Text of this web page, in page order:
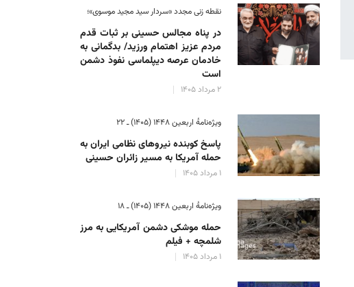
نقطه زنی مجدد «سردار سید مجید موسوی»؛
در پناه مجالس حسینی بر ثبات‌ قدم
مردم عزیز اهتمام ورزید/ بدگمانی به
خادمان عرصه دیپلماسی نفوذ دشمن
است
۲ مرداد ۱۴۰۵
ویژه‌نامهٔ اربعین ۱۴۴۸ (۱۴۰۵) ـ ۲۲
پاسخ کوبنده نیروهای نظامی ایران به
حمله آمریکا به مسیر زائران حسینی
۱ مرداد ۱۴۰۵
ویژه‌نامهٔ اربعین ۱۴۴۸ (۱۴۰۵) ـ ۱۸
حمله موشکی دشمن آمریکایی به مرز
شلمچه + فیلم
۱ مرداد ۱۴۰۵